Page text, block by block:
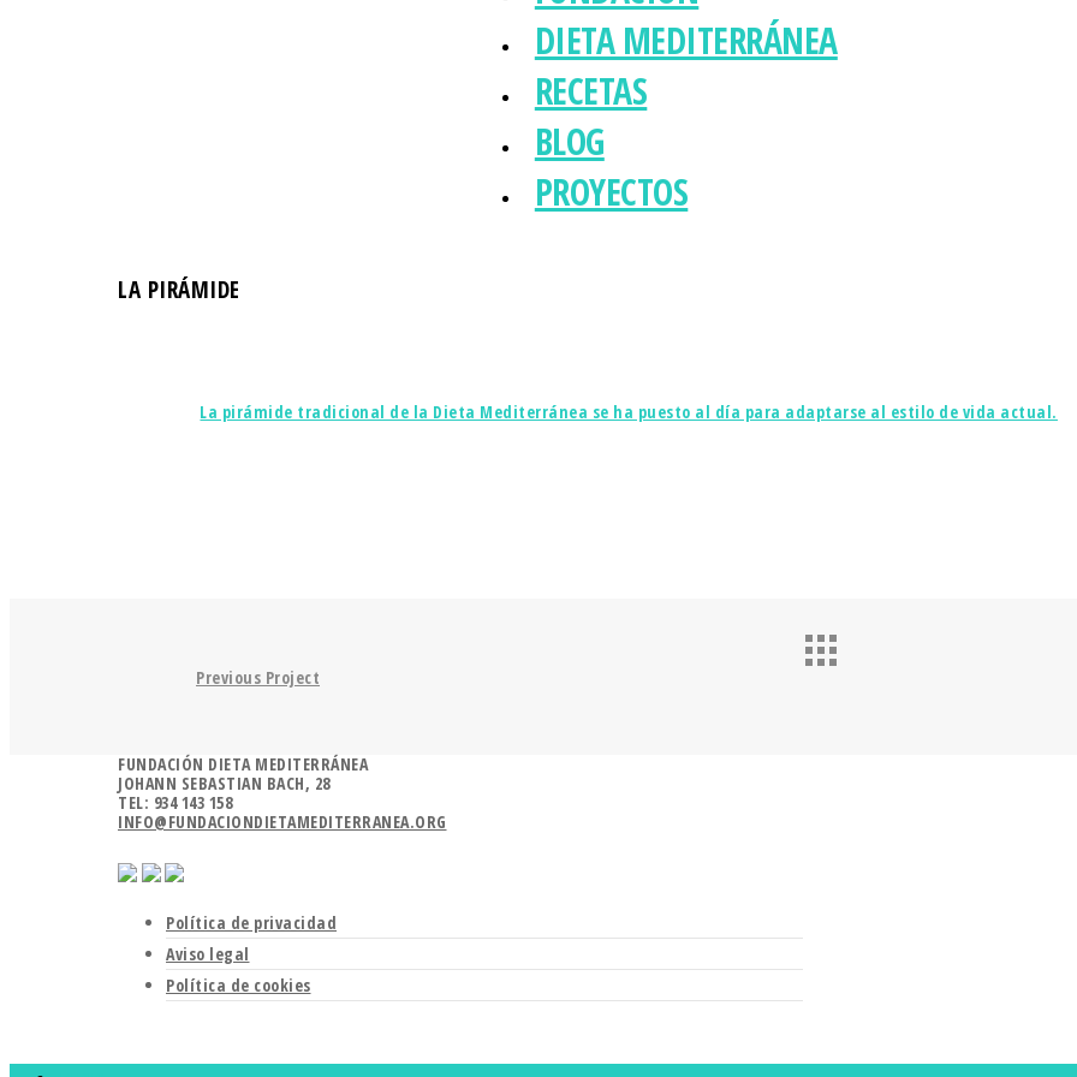
DIETA MEDITERRÁNEA
RECETAS
BLOG
PROYECTOS
LA PIRÁMIDE
La pirámide tradicional de la Dieta Mediterránea se ha puesto al día para adaptarse al estilo de vida actual.
Previous Project
FUNDACIÓN DIETA MEDITERRÁNEA
JOHANN SEBASTIAN BACH, 28
TEL: 934 143 158
INFO@FUNDACIONDIETAMEDITERRANEA.ORG
Política de privacidad
Aviso legal
Política de cookies